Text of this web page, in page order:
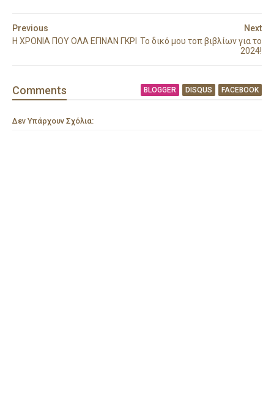
Next
Το δικό μου τοπ βιβλίων για το
2024!
Previous
Η ΧΡΟΝΙΑ ΠΟΥ ΟΛΑ ΕΓΙΝΑΝ ΓΚΡΙ
Comments BLOGGER DISQUS FACEBOOK
Δεν Υπάρχουν Σχόλια: